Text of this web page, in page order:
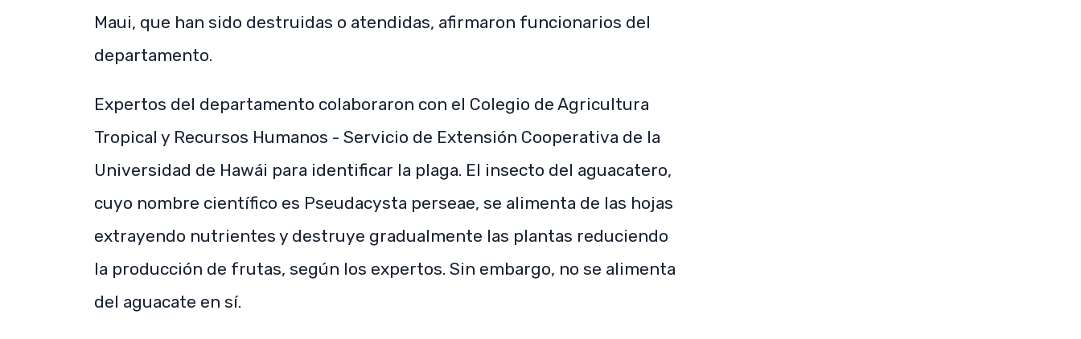
Maui, que han sido destruidas o atendidas, afirmaron funcionarios del
departamento.
Expertos del departamento colaboraron con el Colegio de Agricultura
Tropical y Recursos Humanos - Servicio de Extensión Cooperativa de la
Universidad de Hawái para identificar la plaga. El insecto del aguacatero,
cuyo nombre científico es Pseudacysta perseae, se alimenta de las hojas
extrayendo nutrientes y destruye gradualmente las plantas reduciendo
la producción de frutas, según los expertos. Sin embargo, no se alimenta
del aguacate en sí.